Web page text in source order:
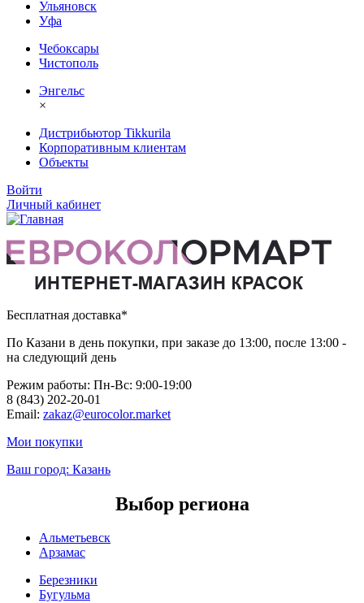
Ульяновск
Уфа
Чебоксары
Чистополь
Энгельс
×
Дистрибьютор Tikkurila
Корпоративным клиентам
Объекты
Войти
Личный кабинет
Бесплатная доставка*
По Казани в день покупки, при заказе до 13:00, после 13:00 -
на следующий день
Режим работы: Пн-Вc: 9:00-19:00
8 (843) 202-20-01
Email: zakaz@eurocolor.market
Мои покупки
Ваш город: Казань
Выбор региона
Альметьевск
Арзамас
Березники
Бугульма